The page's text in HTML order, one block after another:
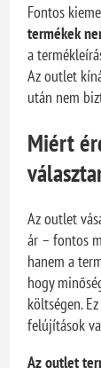
Fontos
termékek
a
Az outlet
után nem
Miért
Az outlet
ár – fontos
hanem a
hogy
költségen.
felújítások
Az outlet